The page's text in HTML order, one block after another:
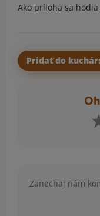
Ako príloha sa
Pridať do